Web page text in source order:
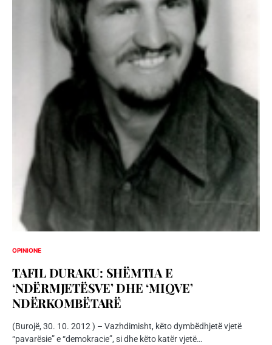
OPINIONE
TAFIL DURAKU: SHËMTIA E
‘NDËRMJETËSVE’ DHE ‘MIQVE’
NDËRKOMBËTARË
(Burojë, 30. 10. 2012 ) – Vazhdimisht, këto dymbëdhjetë vjetë
“pavarësie” e “demokracie”, si dhe këto katër vjetë…